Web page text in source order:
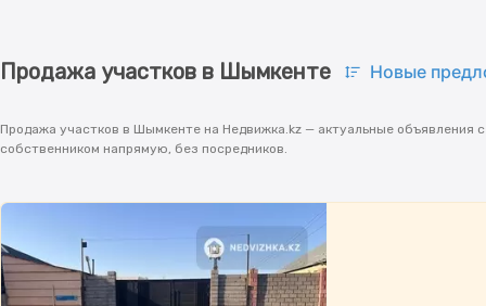
Продажа участков в Шымкенте Новые
Продажа участков в Шымкенте на Недвижка.kz — актуальные объявления
собственником напрямую, без посредников.